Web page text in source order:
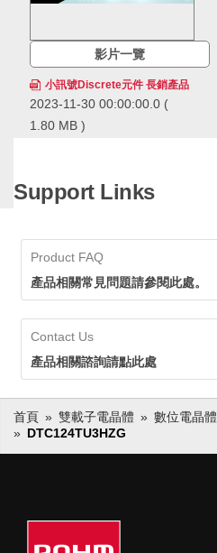
影片一覽
小訊號Discrete元件 長銷產品
2023-11-30 00:00:00.0 (
1.80 MB )
經超過600億個，擁有領先業
生命週期長的應用中也可以放
心採用。
ROHM的小訊號Discrete元件長銷
個，擁有領先業界的供貨實績。
ROHM透過確保穩定的生產和供
應，即使在生命週期長的應用中也
可以放心採用。
Support Links
Product FAQ
產品相關常見問題請參閱此處。
Contact Us
產品相關諮詢請點此處
首頁 雙載子電晶體 數位電晶體
DTC124TU3HZG